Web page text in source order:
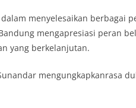
menyelesaikan berbagai
mengapresiasi peran
yang berkelanjutan.
mengungkapkanrasa